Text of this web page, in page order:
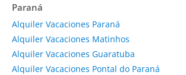
Paraná
Alquiler Vacaciones Paraná
Alquiler Vacaciones Matinhos
Alquiler Vacaciones Guaratuba
Alquiler Vacaciones Pontal do Paraná